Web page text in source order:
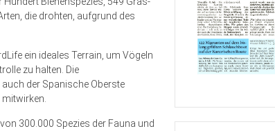
die drohten, aufgrund des
ein ideales Terrain, um Vögeln
zu halten. Die
der Spanische Oberste
300.000 Spezies der Fauna und